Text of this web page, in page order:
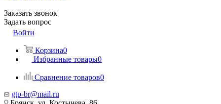
Заказать звонок
Задать вопрос
Войти
Корзина0
Избранные товары0
Сравнение товаров0
gtp-br@mail.ru